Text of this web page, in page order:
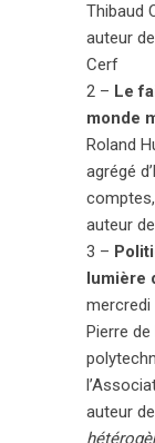
Thibaud
auteur de
Cerf
2 – Le
monde
Roland
agrégé
comptes,
auteur de
3 –
lumière
mercredi
Pierre
auteur de